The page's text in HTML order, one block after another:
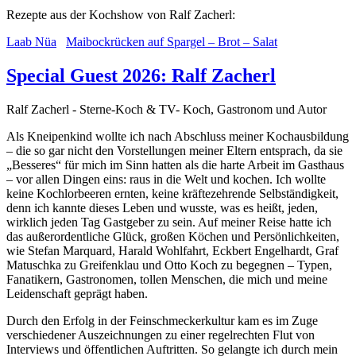
Rezepte aus der Kochshow von Ralf Zacherl:
Laab Nüa
Maibockrücken auf Spargel – Brot – Salat
Special Guest 2026: Ralf Zacherl
Ralf Zacherl - Sterne-Koch & TV- Koch, Gastronom und Autor
Als Kneipenkind wollte ich nach Abschluss meiner Kochausbildung
– die so gar nicht den Vorstellungen meiner Eltern entsprach, da sie
„Besseres“ für mich im Sinn hatten als die harte Arbeit im Gasthaus
– vor allen Dingen eins: raus in die Welt und kochen. Ich wollte
keine Kochlorbeeren ernten, keine kräftezehrende Selbständigkeit,
denn ich kannte dieses Leben und wusste, was es heißt, jeden,
wirklich jeden Tag Gastgeber zu sein. Auf meiner Reise hatte ich
das außerordentliche Glück, großen Köchen und Persönlichkeiten,
wie Stefan Marquard, Harald Wohlfahrt, Eckbert Engelhardt, Graf
Matuschka zu Greifenklau und Otto Koch zu begegnen – Typen,
Fanatikern, Gastronomen, tollen Menschen, die mich und meine
Leidenschaft geprägt haben.
Durch den Erfolg in der Feinschmeckerkultur kam es im Zuge
verschiedener Auszeichnungen zu einer regelrechten Flut von
Interviews und öffentlichen Auftritten. So gelangte ich durch mein